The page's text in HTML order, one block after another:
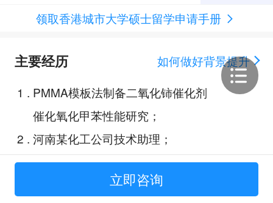
领取香港城市大学硕士留学申请手册
主要经历
如何做好背景提升
1 . PMMA模板法制备二氧化铈催化剂
催化氧化甲苯性能研究；
2 . 河南某化工公司技术助理；
3.反应器设计：年产1045吨均苯四
甲酸四异辛酯反应器；
立即咨询